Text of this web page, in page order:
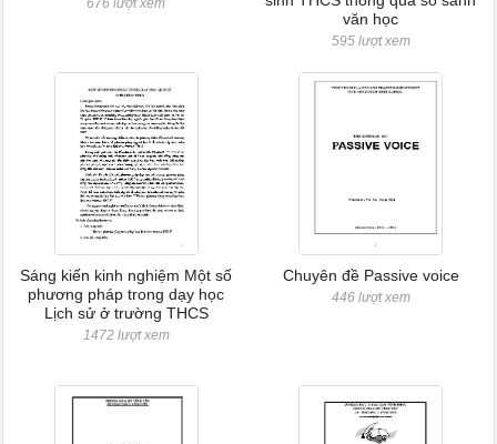
676 lượt xem
văn học
595 lượt xem
Sáng kiến kinh nghiệm Một số
phương pháp trong dạy học
Lịch sử ở trường THCS
1472 lượt xem
Chuyên đề Passive voice
446 lượt xem